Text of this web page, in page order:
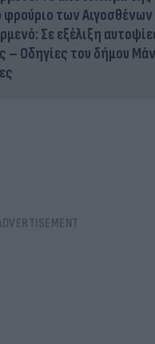
φρούριο των Αιγοσθένων
Σε εξέλιξη
– Οδηγίες του δήμου